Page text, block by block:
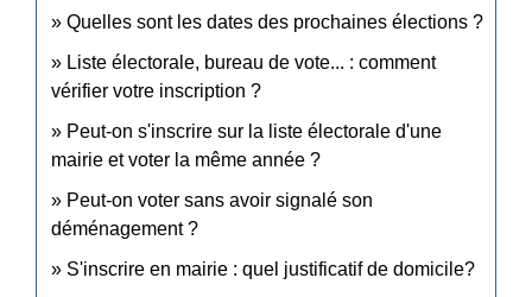
Quelles sont les dates des prochaines élections ?
Liste électorale, bureau de vote... : comment
vérifier votre inscription ?
Peut-on s'inscrire sur la liste électorale d'une
mairie et voter la même année ?
Peut-on voter sans avoir signalé son
déménagement ?
S'inscrire en mairie : quel justificatif de domicile?